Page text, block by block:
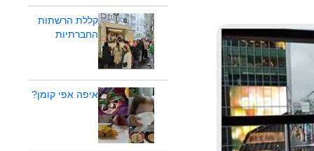
קללת הרשתות
החברתיות
איפה אפי קומן?